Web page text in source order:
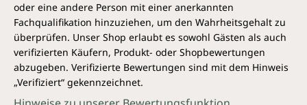
oder eine andere Person mit einer anerkannten
Fachqualifikation hinzuziehen, um den Wahrheitsgehalt zu
überprüfen. Unser Shop erlaubt es sowohl Gästen als auch
verifizierten Käufern, Produkt- oder Shopbewertungen
abzugeben. Verifizierte Bewertungen sind mit dem Hinweis
„Verifiziert“ gekennzeichnet.